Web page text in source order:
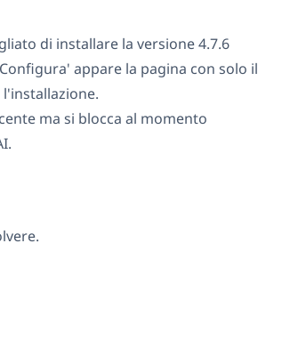
di installare la versione 4.7.6
appare la pagina con solo il
ma si blocca al momento